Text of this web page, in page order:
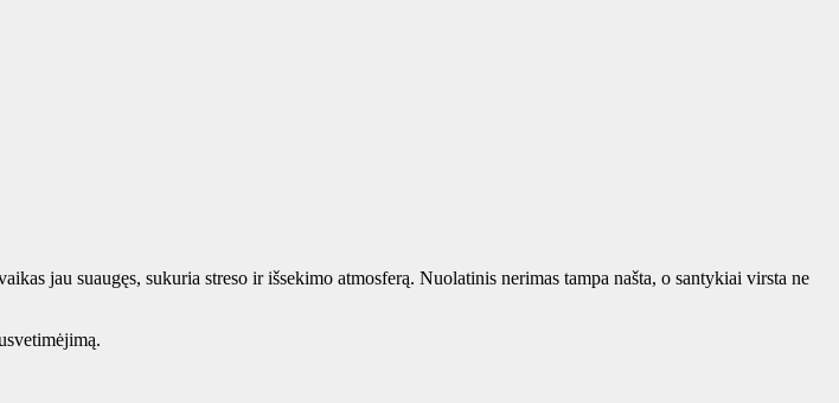
jau suaugęs, sukuria streso ir išsekimo atmosferą. Nuolatinis nerimas tampa našta, o santykiai virsta ne